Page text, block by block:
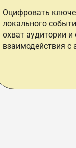
Оцифровать
локального
охват аудитории
взаимодействия с